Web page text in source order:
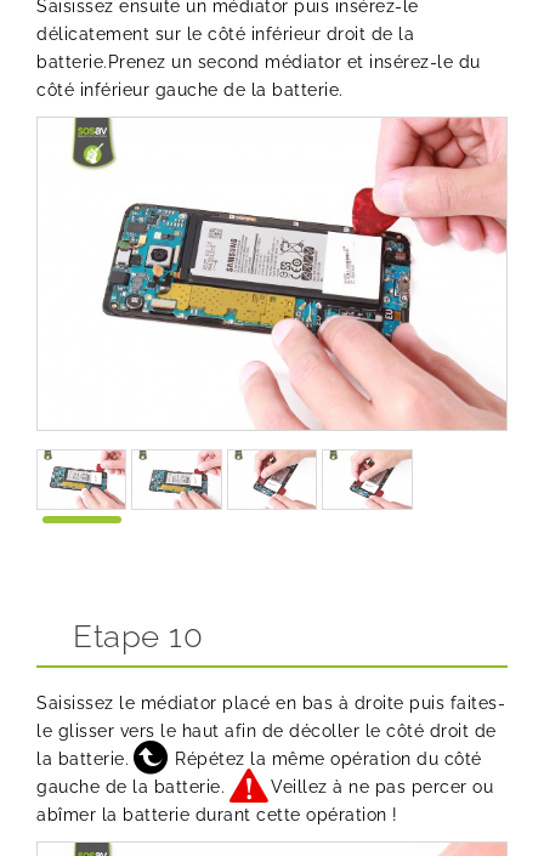
Saisissez ensuite un médiator puis insérez-le
délicatement sur le côté inférieur droit de la
batterie.Prenez un second médiator et insérez-le du
côté inférieur gauche de la batterie.
Etape 10
Saisissez le médiator placé en bas à droite puis faites-
le glisser vers le haut afin de décoller le côté droit de
la batterie.
Répétez la même opération du côté
gauche de la batterie.
Veillez à ne pas percer ou
abîmer la batterie durant cette opération !